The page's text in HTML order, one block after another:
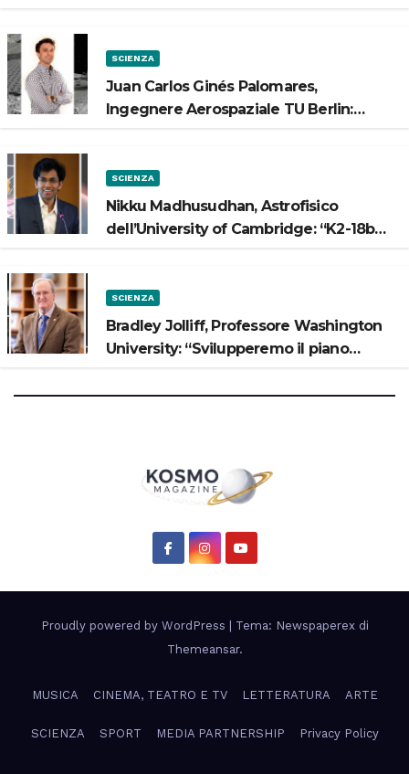
SCIENZA
Juan Carlos Ginés Palomares,
Ingegnere Aerospaziale TU Berlin:
SCIENZA
Nikku Madhusudhan, Astrofisico
dell’University of Cambridge: “K2-18b
SCIENZA
Bradley Jolliff, Professore Washington
University: “Svilupperemo il piano
Proudly powered by WordPress
Tema: Newspaperex di
Themeansar.
MUSICA CINEMA, TEATRO E TV LETTERATURA ARTE
SCIENZA SPORT MEDIA PARTNERSHIP Privacy Policy